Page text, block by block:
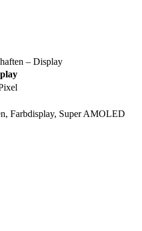
– Display
Farbdisplay, Super AMOLED